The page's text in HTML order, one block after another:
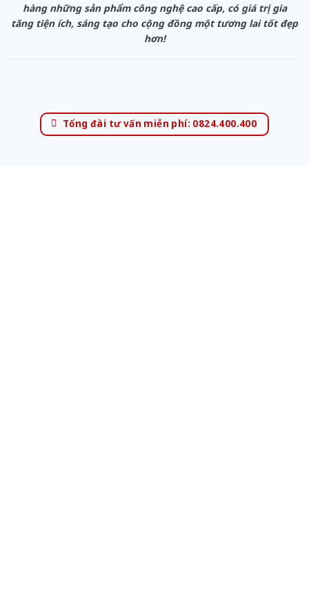
hàng những sản phẩm công nghệ cao cấp, có giá trị gia
tăng tiện ích, sáng tạo cho cộng đồng một tương lai tốt đẹp
hơn!
Tổng đài tư vấn miễn phí: 0824.400.400